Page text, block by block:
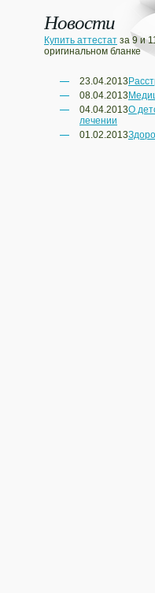
Новости
Купить аттестат за 9 и
оригинальном бланке
23.04.2013
08.04.2013
04.04.2013О
лечении
01.02.2013